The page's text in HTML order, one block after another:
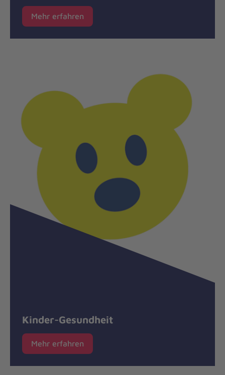
Mehr erfahren
Kinder-Gesundheit
Mehr erfahren